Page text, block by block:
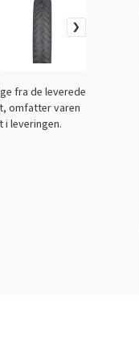
fra de leverede
omfatter varen
leveringen.